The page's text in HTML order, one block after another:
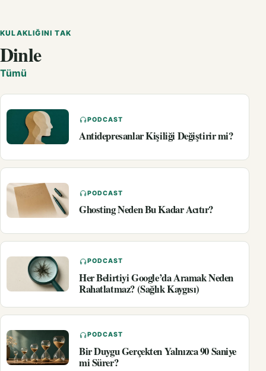
KULAKLIĞINI TAK
Dinle
Tümü
PODCAST
Antidepresanlar Kişiliği Değiştirir mi?
PODCAST
Ghosting Neden Bu Kadar Acıtır?
PODCAST
Her Belirtiyi Google’da Aramak Neden
Rahatlatmaz? (Sağlık Kaygısı)
PODCAST
Bir Duygu Gerçekten Yalnızca 90 Saniye
mi Sürer?